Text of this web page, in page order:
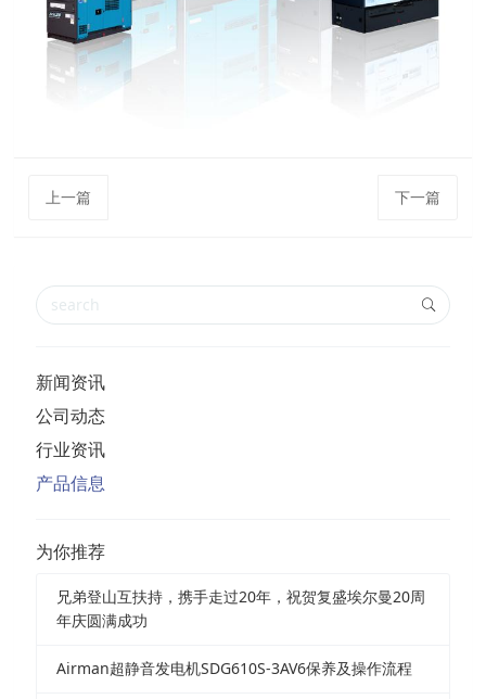
上一篇 下一篇
新闻资讯
公司动态
行业资讯
产品信息
为你推荐
兄弟登山互扶持，携手走过20年，祝贺复盛埃尔曼20周
年庆圆满成功
Airman超静音发电机SDG610S-3AV6保养及操作流程